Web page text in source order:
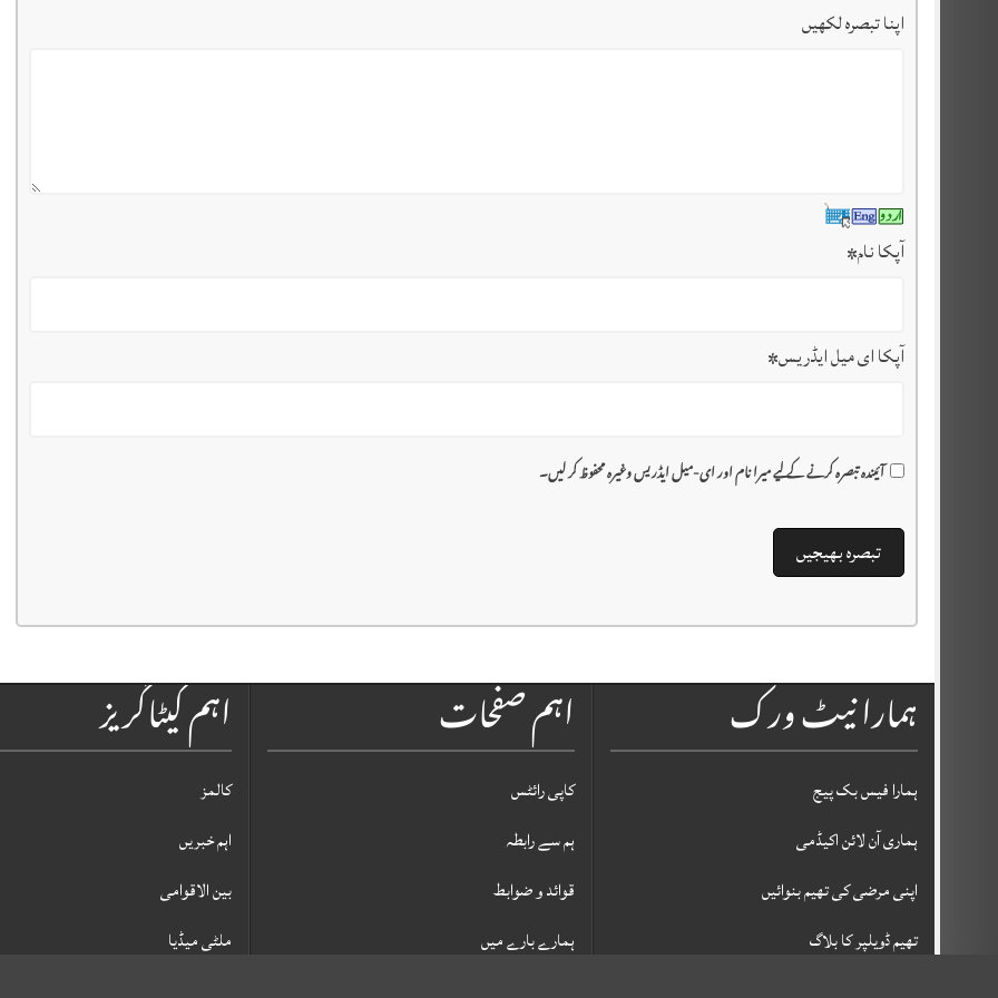
اپنا تبصرہ لکھیں
آپکا نام*
آپکا ای میل ایڈریس*
آئیندہ تبصرہ کرنے کے لیے میرا نام اور ای-میل ایڈریس وغیرہ محفوظ کر لیں۔
اہم کیٹاگریز
کالمز
اہم خبریں
بین الاقوامی
ملٹی میڈیا
اہم صفحات
کاپی رائٹس
ہم سے رابطہ
قوائد و ضوابط
ہمارے بارے میں
ہمارا نیٹ ورک
ہمارا فیس بک پیج
ہماری آن لائن اکیڈمی
اپنی مرضی کی تھیم بنوائیں
تھیم ڈویلپر کا بلاگ